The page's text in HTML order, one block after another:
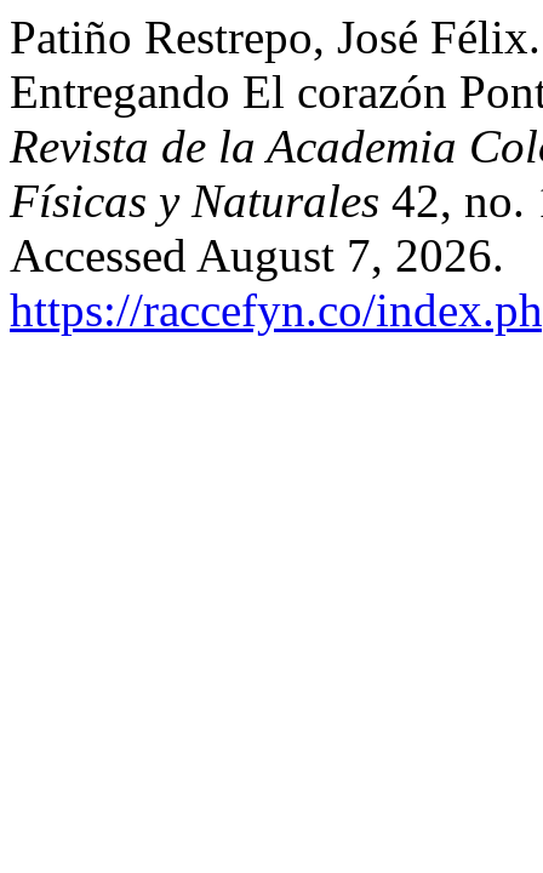
Patiño Restrepo, José
Entregando El corazón
Revista de la Academia
Físicas y Naturales 42, no.
Accessed August 7, 2026.
https://raccefyn.co/